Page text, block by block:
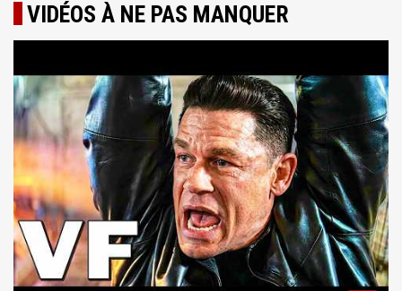
VIDÉOS À NE PAS MANQUER